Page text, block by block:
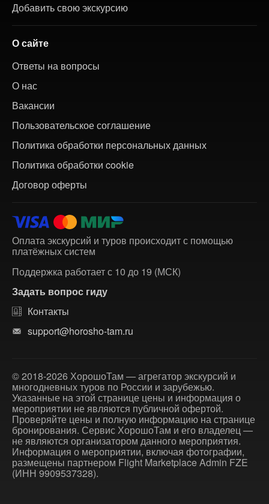
Добавить свою экскурсию
О сайте
Ответы на вопросы
О нас
Вакансии
Пользовательское соглашение
Политика обработки персональных данных
Политика обработки cookie
Договор оферты
Оплата экскурсий и туров происходит с помощью
платёжных систем
Поддержка работает с 10 до 19 (МСК)
Задать вопрос гиду
Контакты
support@horosho-tam.ru
© 2018-2026 ХорошоТам — агрегатор экскурсий и
многодневных туров по России и зарубежью.
Указанные на этой странице цены и информация о
мероприятии не являются публичной офертой.
Проверяйте цены и полную информацию на странице
бронирования. Сервис ХорошоТам и его владелец —
не являются организатором данного мероприятия.
Информация о мероприятии, включая фотографии,
размещены партнером Flight Marketplace Admin FZE
(ИНН 9909537328).